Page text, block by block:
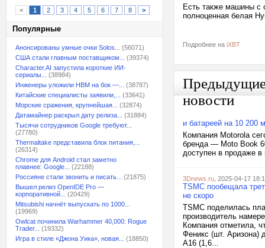
< 1 2 3 4 5 6 7 8 >
Популярные
Анонсированы умные очки Solos...
(56071)
США стали главным поставщиком...
(39374)
Character.AI запустила короткие ИИ-
сериалы...
(38984)
Инженеры уложили HBM на бок —...
(38787)
Китайские специалисты заявили,...
(33641)
Морские сражения, крупнейшая...
(32874)
Датамайнер раскрыл дату релиза...
(31884)
Тысячи сотрудников Google требуют...
(27780)
Thermaltake представила блок питания,...
(26314)
Chrome для Android стал заметно
плавнее: Google...
(22188)
Россияне стали звонить и писать...
(21875)
Вышел релиз OpenIDE Pro —
корпоративной...
(20429)
Mitsubishi начнёт выпускать по 1000...
(19969)
Owlcat починила Warhammer 40,000: Rogue
Trader...
(19332)
Игра в стиле «Джона Уика», новая...
(18850)
Есть также машины с
полноценная белая
Подробнее на iXBT
новости
и батареей на 10 200
Компания Motorola
бренда — Moto Book
доступен в продаже в
3Dnews.ru , 2025-04-17
TSMC пообещала
не скоро
TSMC поделилась
производитель
Компания отметила,
Феникс (шт. Аризона)
A16 (1,6...